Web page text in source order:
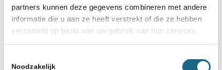
partners kunnen deze gegevens combineren met andere
informatie die u aan ze heeft verstrekt of die ze hebben
verzameld op basis van uw gebruik van hun services.
Noodzakelijk
Storm, Maxim en Jelle winnen
Online NK ABC titels